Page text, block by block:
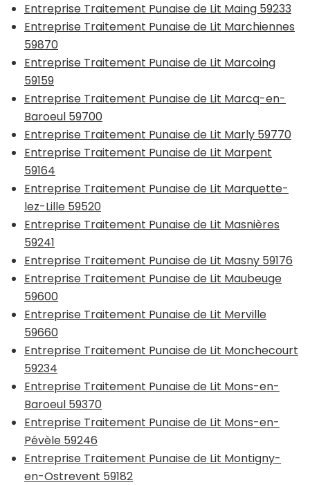
Entreprise Traitement Punaise de Lit Maing 59233
Entreprise Traitement Punaise de Lit Marchiennes
59870
Entreprise Traitement Punaise de Lit Marcoing
59159
Entreprise Traitement Punaise de Lit Marcq-en-
Baroeul 59700
Entreprise Traitement Punaise de Lit Marly 59770
Entreprise Traitement Punaise de Lit Marpent
59164
Entreprise Traitement Punaise de Lit Marquette-
lez-Lille 59520
Entreprise Traitement Punaise de Lit Masnières
59241
Entreprise Traitement Punaise de Lit Masny 59176
Entreprise Traitement Punaise de Lit Maubeuge
59600
Entreprise Traitement Punaise de Lit Merville
59660
Entreprise Traitement Punaise de Lit Monchecourt
59234
Entreprise Traitement Punaise de Lit Mons-en-
Baroeul 59370
Entreprise Traitement Punaise de Lit Mons-en-
Pévèle 59246
Entreprise Traitement Punaise de Lit Montigny-
en-Ostrevent 59182